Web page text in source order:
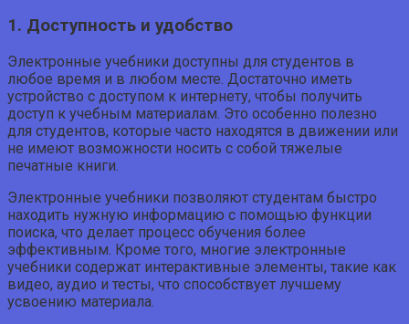
1. Доступность и удобство
Электронные учебники доступны для студентов в
любое время и в любом месте. Достаточно иметь
устройство с доступом к интернету, чтобы получить
доступ к учебным материалам. Это особенно полезно
для студентов, которые часто находятся в движении или
не имеют возможности носить с собой тяжелые
печатные книги.
Электронные учебники позволяют студентам быстро
находить нужную информацию с помощью функции
поиска, что делает процесс обучения более
эффективным. Кроме того, многие электронные
учебники содержат интерактивные элементы, такие как
видео, аудио и тесты, что способствует лучшему
усвоению материала.